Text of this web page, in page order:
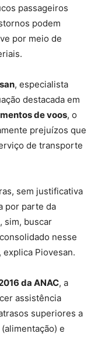
passageiros
podem
por meio de
, especialista
destacada em
de voos, o
prejuízos que
de transporte
sem justificativa
por parte da
sim, buscar
nesse
Piovesan.
da ANAC, a
assistência
superiores a
e